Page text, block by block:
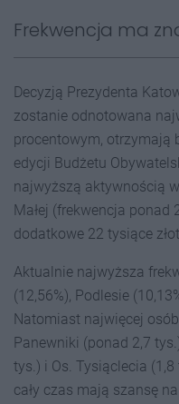
Frekwencja ma
Decyzją Prezydenta
zostanie odnotowana
procentowym, otrzymają
edycji Budżetu
najwyższą aktywnością
Małej (frekwencja ponad
dodatkowe 22 tysiące
Aktualnie najwyższa
(12,56%), Podlesie
Natomiast najwięcej
Panewniki (ponad 2,7
tys.) i Os. Tysiąclecia
cały czas mają szansę